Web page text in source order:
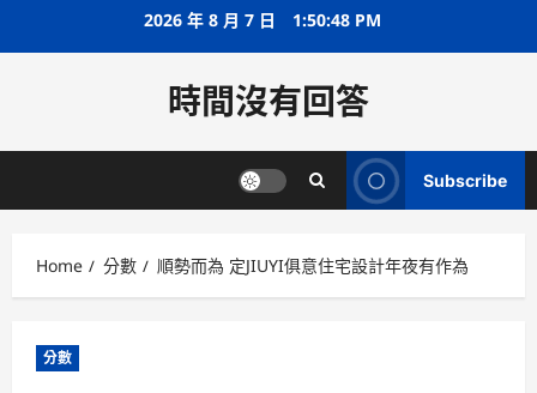
2026 年 8 月 7 日 1:50:48 PM
時間沒有回答
Subscribe
Home 分數 順勢而為 定JIUYI俱意住宅設計年夜有作為
分數